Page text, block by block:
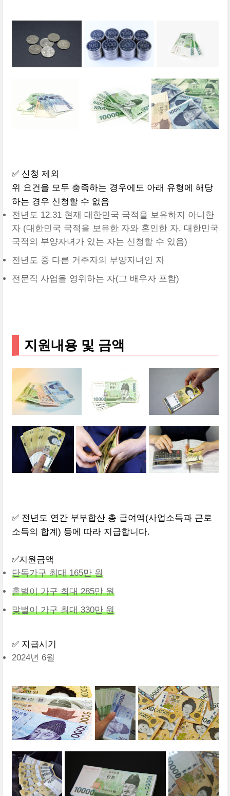
✅ 신청 제외
위 요건을 모두 충족하는 경우에도 아래 유형에 해당
하는 경우 신청할 수 없음
전년도 12.31 현재 대한민국 국적을 보유하지 아니한
자 (대한민국 국적을 보유한 자와 혼인한 자, 대한민국
국적의 부양자녀가 있는 자는 신청할 수 있음)
전년도 중 다른 거주자의 부양자녀인 자
전문직 사업을 영위하는 자(그 배우자 포함)
지원내용 및 금액
✅ 전년도 연간 부부합산 총 급여액(사업소득과 근로
소득의 합계) 등에 따라 지급합니다.
✅지원금액
단독가구 최대 165만 원
홑벌이 가구 최대 285만 원
맞벌이 가구 최대 330만 원
✅ 지급시기
2024년 6월